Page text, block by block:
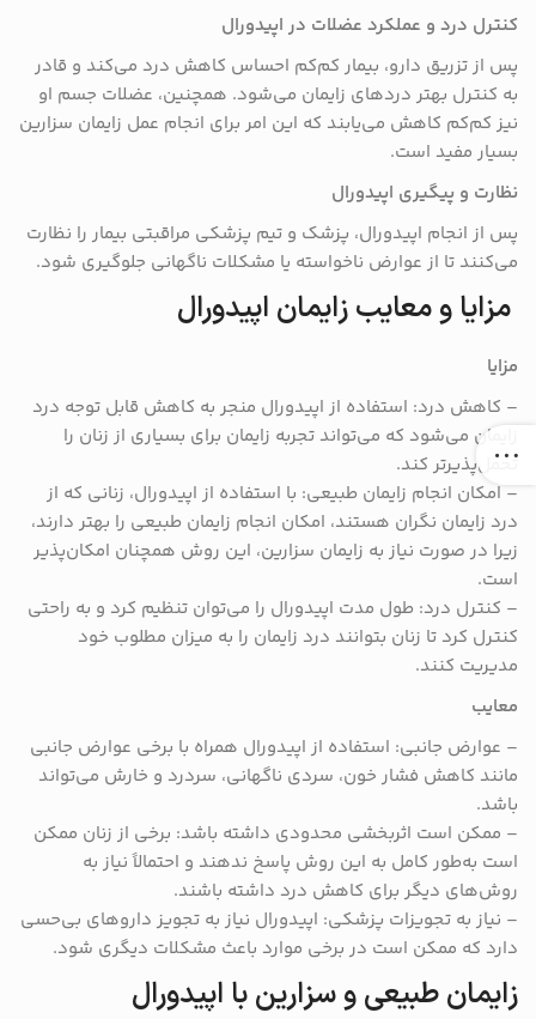
کنترل درد و عملکرد عضلات در اپیدورال
پس از تزریق دارو، بیمار کم‌کم احساس کاهش درد می‌کند و قادر
به کنترل بهتر درد‌های زایمان می‌شود. همچنین، عضلات جسم او
نیز کم‌کم کاهش می‌یابند که این امر برای انجام عمل زایمان سزارین
بسیار مفید است.
نظارت و پیگیری اپیدورال
پس از انجام اپیدورال، پزشک و تیم پزشکی مراقبتی بیمار را نظارت
می‌کنند تا از عوارض ناخواسته یا مشکلات ناگهانی جلوگیری شود.
مزایا و معایب زایمان اپیدورال
مزایا
– کاهش درد: استفاده از اپیدورال منجر به کاهش قابل توجه درد
زایمان می‌شود که می‌تواند تجربه زایمان برای بسیاری از زنان را
تحمل‌پذیرتر کند.
– امکان انجام زایمان طبیعی: با استفاده از اپیدورال، زنانی که از
درد زایمان نگران هستند، امکان انجام زایمان طبیعی را بهتر دارند،
زیرا در صورت نیاز به زایمان سزارین، این روش همچنان امکان‌پذیر
است.
– کنترل درد: طول مدت اپیدورال را می‌توان تنظیم کرد و به راحتی
کنترل کرد تا زنان بتوانند درد زایمان را به میزان مطلوب خود
مدیریت کنند.
معایب
– عوارض جانبی: استفاده از اپیدورال همراه با برخی عوارض جانبی
مانند کاهش فشار خون، سردی ناگهانی، سردرد و خارش می‌تواند
باشد.
– ممکن است اثربخشی محدودی داشته باشد: برخی از زنان ممکن
است به‌طور کامل به این روش پاسخ ندهند و احتمالاً نیاز به
روش‌های دیگر برای کاهش درد داشته باشند.
– نیاز به تجویزات پزشکی: اپیدورال نیاز به تجویز داروهای بی‌حسی
دارد که ممکن است در برخی موارد باعث مشکلات دیگری شود.
زایمان طبیعی و سزارین با اپیدورال